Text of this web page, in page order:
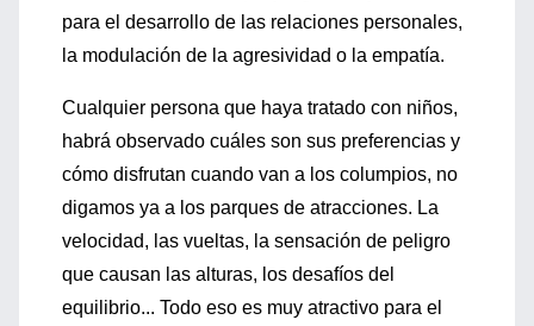
para el desarrollo de las relaciones personales,
la modulación de la agresividad o la empatía.
Cualquier persona que haya tratado con niños,
habrá observado cuáles son sus preferencias y
cómo disfrutan cuando van a los columpios, no
digamos ya a los parques de atracciones. La
velocidad, las vueltas, la sensación de peligro
que causan las alturas, los desafíos del
equilibrio... Todo eso es muy atractivo para el